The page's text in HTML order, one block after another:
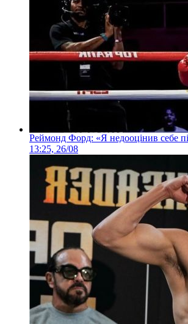
Реймонд Форд: «Я недооцінив себе
13:25, 26/08